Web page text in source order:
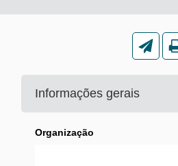
Informações gerais
Organização